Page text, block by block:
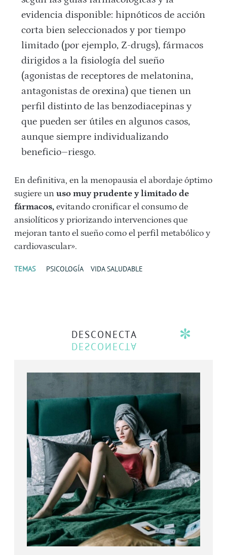
evidencia disponible: hipnóticos de acción
corta bien seleccionados y por tiempo
limitado (por ejemplo, Z-drugs), fármacos
dirigidos a la fisiología del sueño
(agonistas de receptores de melatonina,
antagonistas de orexina) que tienen un
perfil distinto de las benzodiacepinas y
que pueden ser útiles en algunos casos,
aunque siempre individualizando
beneficio–riesgo.
En definitiva, en la menopausia el abordaje óptimo
sugiere un uso muy prudente y limitado de
fármacos, evitando cronificar el consumo de
ansiolíticos y priorizando intervenciones que
mejoran tanto el sueño como el perfil metabólico y
cardiovascular».
TEMAS PSICOLOGÍA VIDA SALUDABLE
DESCONECTA